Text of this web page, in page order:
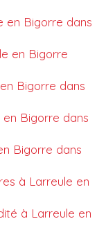
en Bigorre dans
en Bigorre
Bigorre dans
Bigorre dans
Bigorre dans
à Larreule en
à Larreule en